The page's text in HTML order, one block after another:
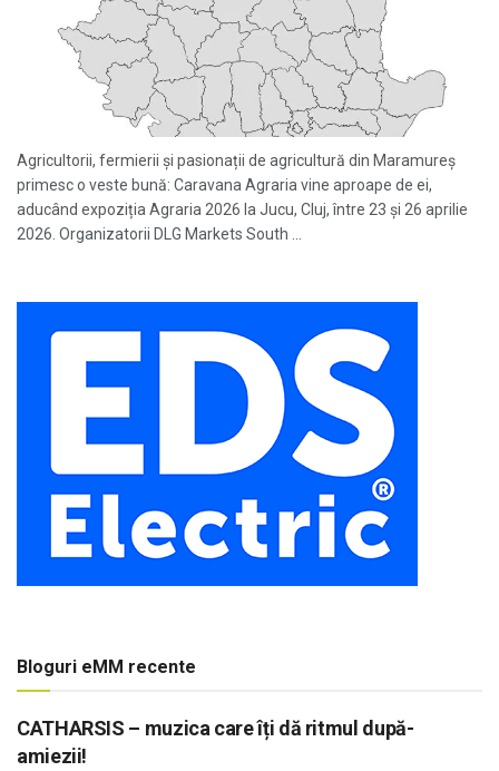
Agricultorii, fermierii și pasionații de agricultură din Maramureș
primesc o veste bună: Caravana Agraria vine aproape de ei,
aducând expoziția Agraria 2026 la Jucu, Cluj, între 23 și 26 aprilie
2026. Organizatorii DLG Markets South ...
Bloguri eMM recente
CATHARSIS – muzica care îți dă ritmul după-
amiezii!